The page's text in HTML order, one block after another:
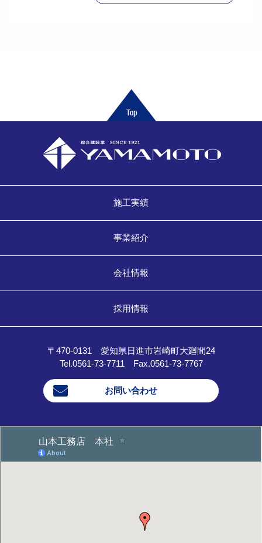
施工実績
事業紹介
会社情報
採用情報
〒470-0131 愛知県日進市岩崎町大廻間24
Tel.0561-73-7711 Fax.0561-73-7767
お問い合わせ